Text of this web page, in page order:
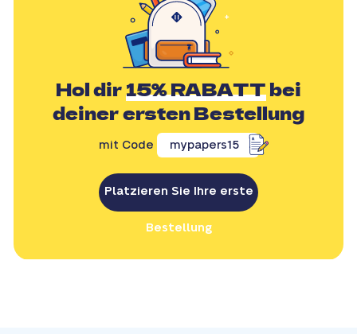
Hol dir15% RABATTbei
deiner ersten Bestellung
mit Code mypapers15
Platzieren Sie Ihre erste
Bestellung